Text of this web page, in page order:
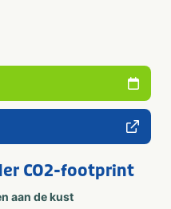
CO2-footprint
aan de kust